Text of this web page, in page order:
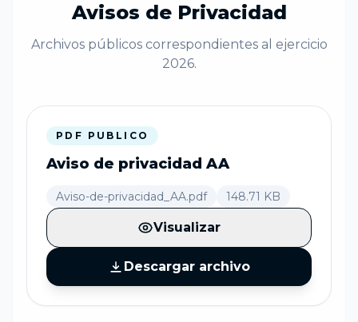
Avisos de Privacidad
Archivos públicos correspondientes al ejercicio
2026.
PDF PUBLICO
Aviso de privacidad AA
Aviso-de-privacidad_AA.pdf 148.71 KB
Visualizar
Descargar archivo